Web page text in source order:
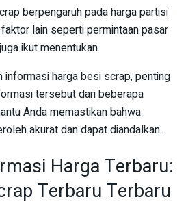
berpengaruh pada harga partisi
lain seperti permintaan pasar
ikut menentukan.
informasi harga besi scrap, penting
tersebut dari beberapa
Anda memastikan bahwa
akurat dan dapat diandalkan.
Harga Terbaru:
Terbaru Terbaru